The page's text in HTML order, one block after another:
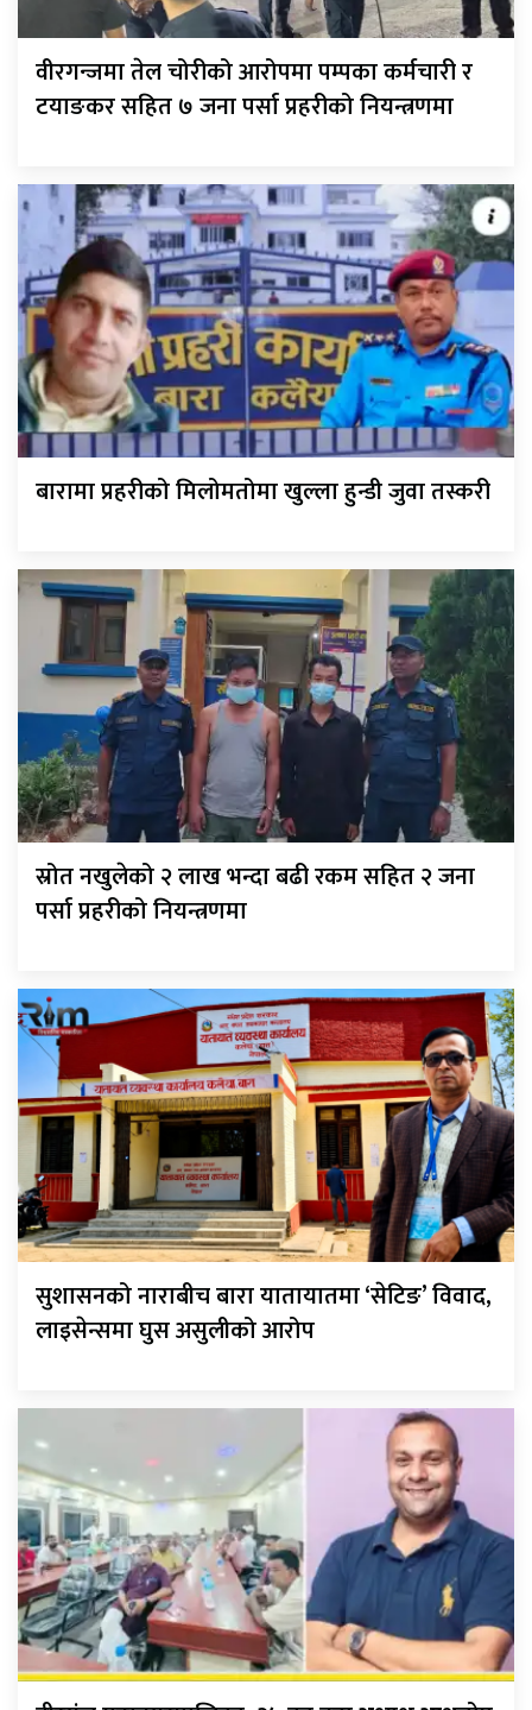
वीरगन्जमा तेल चोरीको आरोपमा पम्पका कर्मचारी र
टयाङकर सहित ७ जना पर्सा प्रहरीको नियन्त्रणमा
बारामा प्रहरीको मिलोमतोमा खुल्ला हुन्डी जुवा तस्करी
स्रोत नखुलेको २ लाख भन्दा बढी रकम सहित २ जना
पर्सा प्रहरीको नियन्त्रणमा
सुशासनको नाराबीच बारा यातायातमा ‘सेटिङ’ विवाद,
लाइसेन्समा घुस असुलीको आरोप